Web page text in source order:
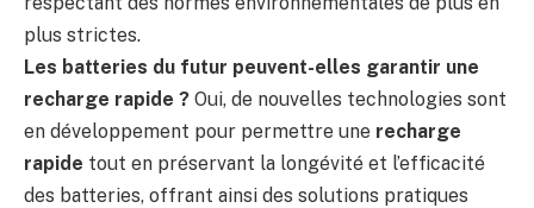
plus strictes.
Les batteries du futur peuvent-elles garantir une
recharge rapide ? Oui, de nouvelles technologies sont
en développement pour permettre une recharge
rapide tout en préservant la longévité et l’efficacité
des batteries, offrant ainsi des solutions pratiques